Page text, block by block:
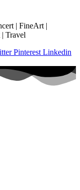
| FineArt |
| Travel
Pinterest Linkedin